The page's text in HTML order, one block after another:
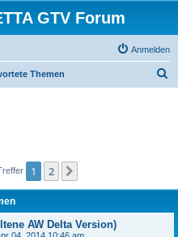
GTV Forum
Anmelden
Themen
1 2
AW Delta Version)
04, 2014 10:46 am